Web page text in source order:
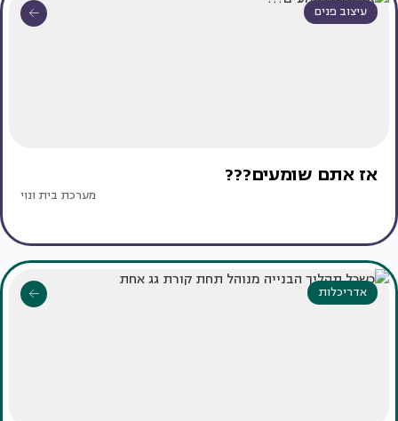
עיצוב פנים
אז אתם שומעים???
מערכת בית ונוי
אדריכלות